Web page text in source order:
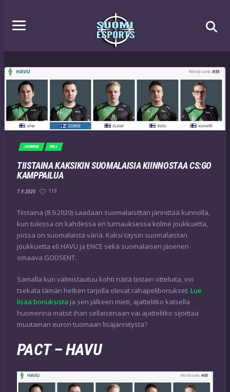
JOUKKUE PELI
TIISTAINA KAKSIKIN SUOMALAISIA KIINNOSTAA CS:GO
KAMPPAILUA
7.9.2020 118
Tiistaina (8.9.2020) saadaan suomalaisittan jännittää kunnolla,
kun tulessa on kahdessa eri turnauksessa kolme joukkuetta,
joissa on suomalaista väriä. Kaksi täysin suomalaistan
joukkuetta eli HAVU ja ENCE sekä suomalaisen jäsenen
omaava GODSENT.
Samalla kun valmistautuu kohti näitä tiistain otteluita, voi
tsekata tämän hetken tarjolla olevat rahapelibonukset. Lue
lisää bonuksista ja sen jälkeen mieti, ajattelitko katsella
huomenna matsit ihan sellaisenaan vai ajattelitko sijoittaa
muutaman euron tuomaan lisäjännitystä?
PACT – HAVU